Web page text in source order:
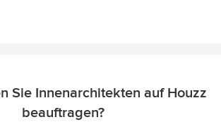
Sie Innenarchitekten auf Houzz
beauftragen?